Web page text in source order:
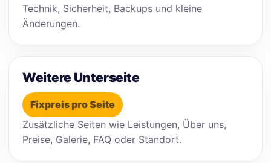
Technik, Sicherheit, Backups und kleine
Änderungen.
Weitere Unterseite
Fixpreis pro Seite
Zusätzliche Seiten wie Leistungen, Über uns,
Preise, Galerie, FAQ oder Standort.